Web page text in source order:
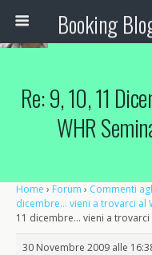
Re: 9, 10, 11
WHR
Home › Forum › Commenti
dicembre… vieni a trovarci al
11 dicembre… vieni a trovarci
30 Novembre 2009 alle